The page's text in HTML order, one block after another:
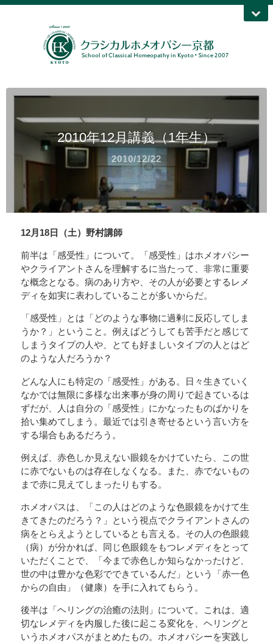
2010年12月講義（1年生）
2010/12/22
12月18日（土）野村講師
前半は「感受性」について。「感受性」はホメオパシー
やクライアントさんを理解するに当たって、非常に重要
な概念となる。病のあり方や、その人が必要とするレメ
ディを如実に表わしていることが多いからだ。
「感受性」とは「どのような事物に過剰に反応してしま
うか？」ということ。例えばどうしても苦手だと感じて
しまうタイプの人や、とても好ましいタイプの人とはど
のような人だろうか？
どんな人にも特定の「感受性」がある。日々生きていく
なかでは無限に多様な出来事が身の周りで起きているは
ずだが、人は自分の「感受性」にかなったものばかりを
拾い集めてしまう。最近では引き寄せるという言い方を
する場合もあるだろう。
例えば、赤色しか見えない眼鏡をかけていたら、この世
に赤でないものは存在しなくなる。また、赤でないもの
まで赤に見えてしまったりもする。
ホメオパスは、「この人はどのような色眼鏡をかけて生
きてきたのだろう？」という視点でクライアントさんの
病をとらえようとしているとも言える。その人の色眼鏡
（病）が分かれば、同じ色眼鏡をもつレメディをとって
いただくことで、「今まで赤色しか知らなかったけど、
世の中は豊かな色彩でできているんだ」という「赤一色
からの自由」（健康）を手に入れてもらう。
後半は「ヘリングの治癒の法則」について。これは、適
切なレメディを内服した後に起こる変化を、ヘリングと
いうホメオパスがまとめたもの。ホメオパシーを実践し